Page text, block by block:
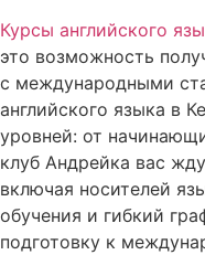
Курсы английского
это возможность
с международными
английского языка в
уровней: от
клуб Андрейка вас
включая носителей
обучения и гибкий
подготовку к